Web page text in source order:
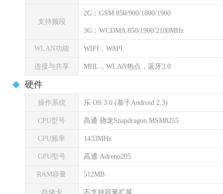
支持频段
2G：GSM 850/900/1800/1900
3G：WCDMA 850/1900/2100MHz
WLAN功能 WIFI，WAPI
连接与共享 MHL，WLAN热点，蓝牙2.0
硬件
操作系统 乐 OS 3.0 (基于Android 2.3)
CPU型号 高通 骁龙Snapdragon MSM8255
CPU频率 1433MHz
GPU型号 高通 Adreno205
RAM容量 512MB
存储卡 不支持容量扩展